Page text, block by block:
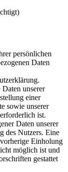
persönlichen
Daten
unserer
einer
sowie unserer
ist.
Daten unserer
des Nutzers. Eine
Einholung
möglich ist und
gestattet